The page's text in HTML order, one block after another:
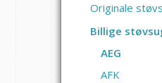
Originale
Billige
AEG
AFK